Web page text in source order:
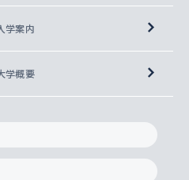
教育
ー教育
ター
所 Weeks (SORW)
割
ミュニティ
学案内
学位
学概要
ジ